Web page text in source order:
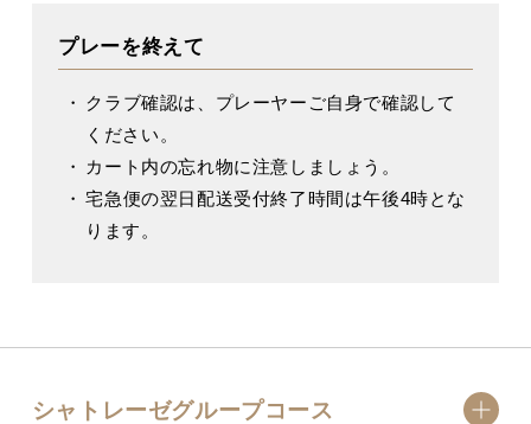
プレーを終えて
クラブ確認は、プレーヤーご自身で確認して
ください。
カート内の忘れ物に注意しましょう。
宅急便の翌日配送受付終了時間は午後4時とな
ります。
シャトレーゼグループコース